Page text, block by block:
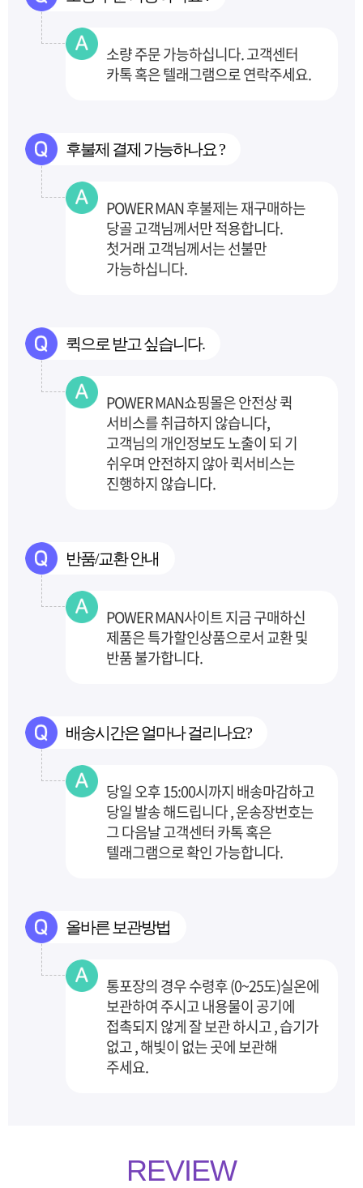
소량 주문 가능하십니다. 고객센터
카톡 혹은 텔래그램으로 연락주세요.
후불제 결제 가능하나요 ?
POWER MAN 후불제는 재구매하는
당골 고객님께서만 적용합니다.
첫거래 고객님께서는 선불만
가능하십니다.
퀵으로 받고 싶습니다.
POWER MAN쇼핑몰은 안전상 퀵
서비스를 취급하지 않습니다,
고객님의 개인정보도 노출이 되 기
쉬우며 안전하지 않아 퀵서비스는
진행하지 않습니다.
반품/교환 안내
POWER MAN사이트 지금 구매하신
제품은 특가할인상품으로서 교환 및
반품 불가합니다.
배송시간은 얼마나 걸리나요?
당일 오후 15:00시까지 배송마감하고
당일 발송 해드립니다 , 운송장번호는
그 다음날 고객센터카톡 혹은
텔래그램으로 확인 가능합니다.
올바른 보관방법
통포장의 경우 수령후 (0~25도)실온에
보관하여 주시고 내용물이 공기에
접촉되지 않게 잘 보관하시고 , 습기가
없고 , 해빛이 없는 곳에 보관해
주세요.
REVIEW